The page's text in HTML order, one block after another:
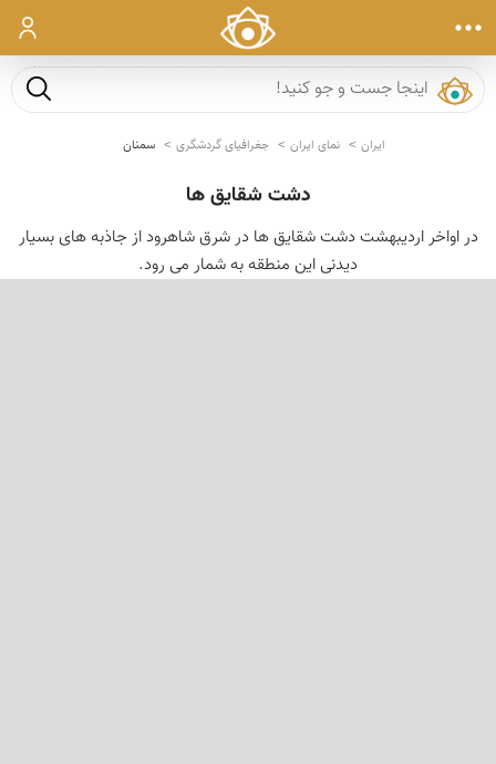
ورود
جست و
ایران نمای ایران جغرافیای گردشگری سمنان
دشت شقایق ها
در اواخر اردیبهشت دشت شقایق ها در شرق شاهرود از جاذبه های بسیار
دیدنی این منطقه به شمار می رود.